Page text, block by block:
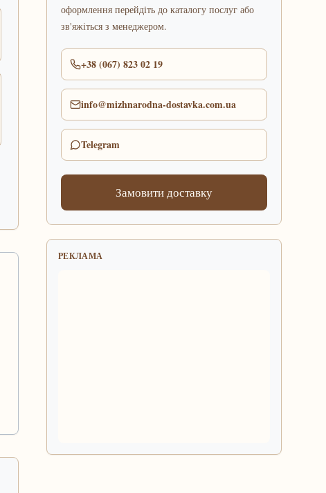
оформлення перейдіть до каталогу послуг або
зв'яжіться з менеджером.
+38 (067) 823 02 19
info@mizhnarodna-dostavka.com.ua
Telegram
Замовити доставку
РЕКЛАМА